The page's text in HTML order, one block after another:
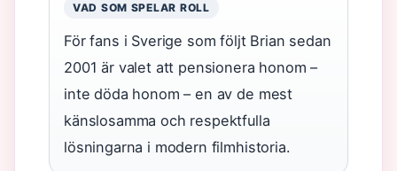
VAD SOM SPELAR ROLL
För fans i Sverige som följt Brian sedan
2001 är valet att pensionera honom –
inte döda honom – en av de mest
känslosamma och respektfulla
lösningarna i modern filmhistoria.